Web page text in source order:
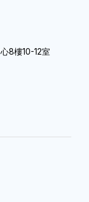
8樓10-12室